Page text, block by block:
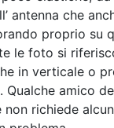
antenna che
proprio su
le foto si
in verticale o
amico
richiede